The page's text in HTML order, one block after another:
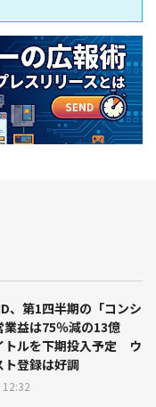
、第1四半期の「コンシ
業益は75％減の13億
ルを下期投入予定 ウ
ト登録は好調